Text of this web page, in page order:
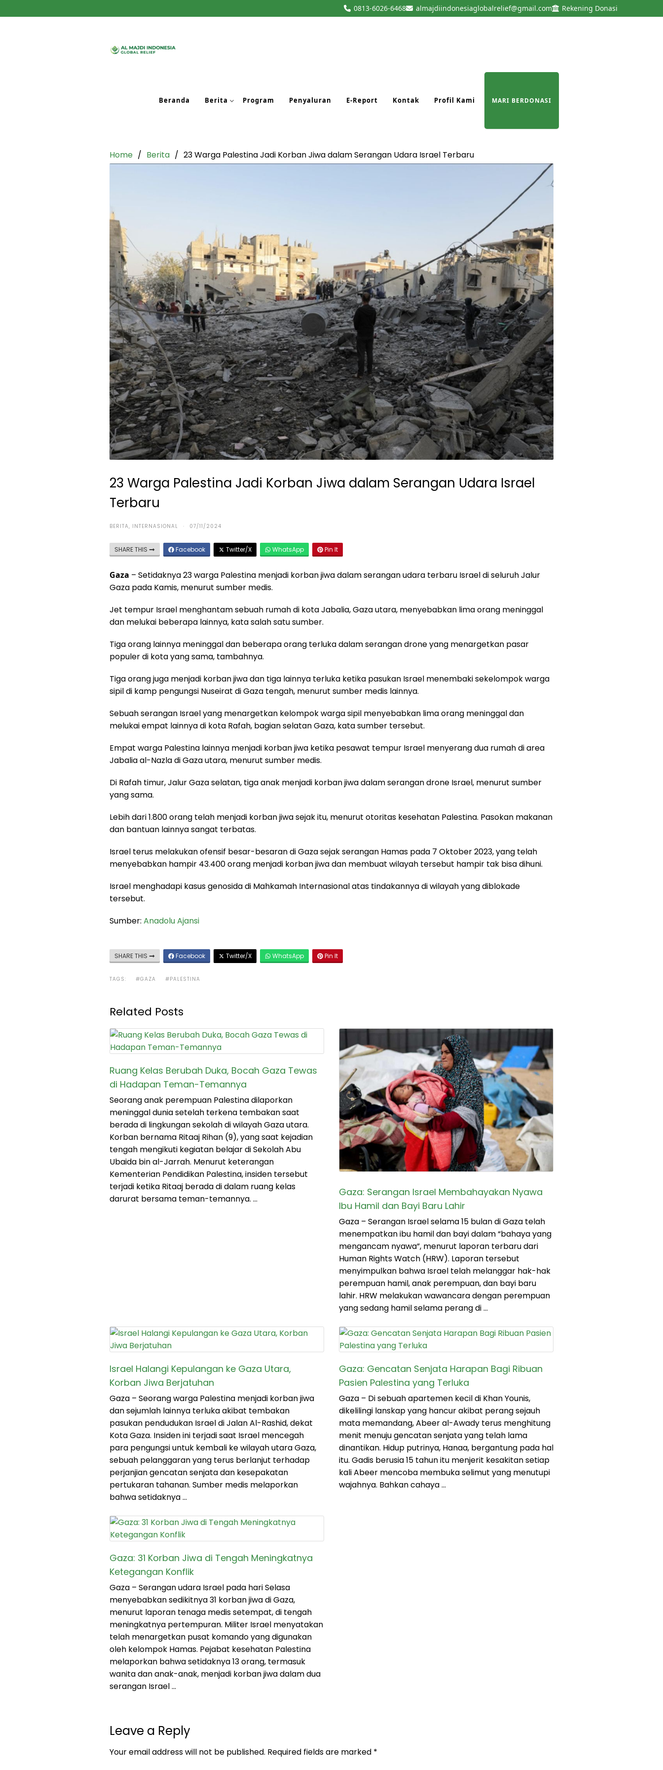
0813-6026-6468 almajdiindonesiaglobalrelief@gmail.com Rekening Donasi
Beranda Berita Program Penyaluran E-Report Kontak Profil Kami MARI BERDONASI
Home Berita 23 Warga Palestina Jadi Korban Jiwa dalam Serangan Udara Israel Terbaru
23 Warga Palestina Jadi Korban Jiwa dalam Serangan Udara Israel
Terbaru
BERITA, INTERNASIONAL · 07/11/2024
SHARE THIS Facebook Twitter/X WhatsApp Pin It
Gaza – Setidaknya 23 warga Palestina menjadi korban jiwa dalam serangan udara terbaru Israel di seluruh Jalur
Gaza pada Kamis, menurut sumber medis.
Jet tempur Israel menghantam sebuah rumah di kota Jabalia, Gaza utara, menyebabkan lima orang meninggal
dan melukai beberapa lainnya, kata salah satu sumber.
Tiga orang lainnya meninggal dan beberapa orang terluka dalam serangan drone yang menargetkan pasar
populer di kota yang sama, tambahnya.
Tiga orang juga menjadi korban jiwa dan tiga lainnya terluka ketika pasukan Israel menembaki sekelompok warga
sipil di kamp pengungsi Nuseirat di Gaza tengah, menurut sumber medis lainnya.
Sebuah serangan Israel yang menargetkan kelompok warga sipil menyebabkan lima orang meninggal dan
melukai empat lainnya di kota Rafah, bagian selatan Gaza, kata sumber tersebut.
Empat warga Palestina lainnya menjadi korban jiwa ketika pesawat tempur Israel menyerang dua rumah di area
Jabalia al-Nazla di Gaza utara, menurut sumber medis.
Di Rafah timur, Jalur Gaza selatan, tiga anak menjadi korban jiwa dalam serangan drone Israel, menurut sumber
yang sama.
Lebih dari 1.800 orang telah menjadi korban jiwa sejak itu, menurut otoritas kesehatan Palestina. Pasokan makanan
dan bantuan lainnya sangat terbatas.
Israel terus melakukan ofensif besar-besaran di Gaza sejak serangan Hamas pada 7 Oktober 2023, yang telah
menyebabkan hampir 43.400 orang menjadi korban jiwa dan membuat wilayah tersebut hampir tak bisa dihuni.
Israel menghadapi kasus genosida di Mahkamah Internasional atas tindakannya di wilayah yang diblokade
tersebut.
Sumber: Anadolu Ajansi
SHARE THIS Facebook Twitter/X WhatsApp Pin It
TAGS: #GAZA #PALESTINA
Related Posts
Ruang Kelas Berubah Duka, Bocah Gaza Tewas
di Hadapan Teman-Temannya
Seorang anak perempuan Palestina dilaporkan
meninggal dunia setelah terkena tembakan saat
berada di lingkungan sekolah di wilayah Gaza utara.
Korban bernama Ritaaj Rihan (9), yang saat kejadian
tengah mengikuti kegiatan belajar di Sekolah Abu
Ubaida bin al-Jarrah. Menurut keterangan
Kementerian Pendidikan Palestina, insiden tersebut
terjadi ketika Ritaaj berada di dalam ruang kelas
darurat bersama teman-temannya. …
Gaza: Serangan Israel Membahayakan Nyawa
Ibu Hamil dan Bayi Baru Lahir
Gaza – Serangan Israel selama 15 bulan di Gaza telah
menempatkan ibu hamil dan bayi dalam “bahaya yang
mengancam nyawa”, menurut laporan terbaru dari
Human Rights Watch (HRW). Laporan tersebut
menyimpulkan bahwa Israel telah melanggar hak-hak
perempuan hamil, anak perempuan, dan bayi baru
lahir. HRW melakukan wawancara dengan perempuan
yang sedang hamil selama perang di …
Israel Halangi Kepulangan ke Gaza Utara,
Korban Jiwa Berjatuhan
Gaza – Seorang warga Palestina menjadi korban jiwa
dan sejumlah lainnya terluka akibat tembakan
pasukan pendudukan Israel di Jalan Al-Rashid, dekat
Kota Gaza. Insiden ini terjadi saat Israel mencegah
para pengungsi untuk kembali ke wilayah utara Gaza,
sebuah pelanggaran yang terus berlanjut terhadap
perjanjian gencatan senjata dan kesepakatan
pertukaran tahanan. Sumber medis melaporkan
bahwa setidaknya …
Gaza: Gencatan Senjata Harapan Bagi Ribuan
Pasien Palestina yang Terluka
Gaza – Di sebuah apartemen kecil di Khan Younis,
dikelilingi lanskap yang hancur akibat perang sejauh
mata memandang, Abeer al-Awady terus menghitung
menit menuju gencatan senjata yang telah lama
dinantikan. Hidup putrinya, Hanaa, bergantung pada hal
itu. Gadis berusia 15 tahun itu menjerit kesakitan setiap
kali Abeer mencoba membuka selimut yang menutupi
wajahnya. Bahkan cahaya …
Gaza: 31 Korban Jiwa di Tengah Meningkatnya
Ketegangan Konflik
Gaza – Serangan udara Israel pada hari Selasa
menyebabkan sedikitnya 31 korban jiwa di Gaza,
menurut laporan tenaga medis setempat, di tengah
meningkatnya pertempuran. Militer Israel menyatakan
telah menargetkan pusat komando yang digunakan
oleh kelompok Hamas. Pejabat kesehatan Palestina
melaporkan bahwa setidaknya 13 orang, termasuk
wanita dan anak-anak, menjadi korban jiwa dalam dua
serangan Israel …
Leave a Reply
Your email address will not be published. Required fields are marked *